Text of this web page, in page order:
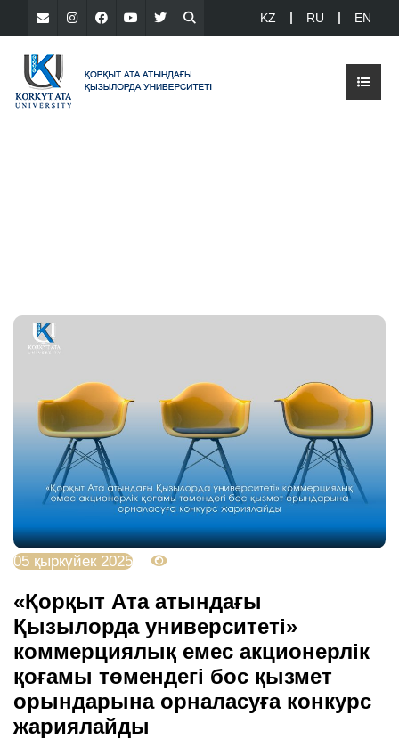
KZ RU EN
05 қыркүйек 2025
«Қорқыт Ата атындағы
Қызылорда университеті»
коммерциялық емес акционерлік
қоғамы төмендегі бос қызмет
орындарына орналасуға конкурс
жариялайды